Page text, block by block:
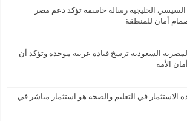
السيسي الخليجية رسالة حاسمة تؤكد دعم مصر
أمان للمنطقة
السعودية ترسخ قيادة عربية موحدة وتؤكد أن
الأمة
الاستثمار في التعليم والصحة هو استثمار مباشر في